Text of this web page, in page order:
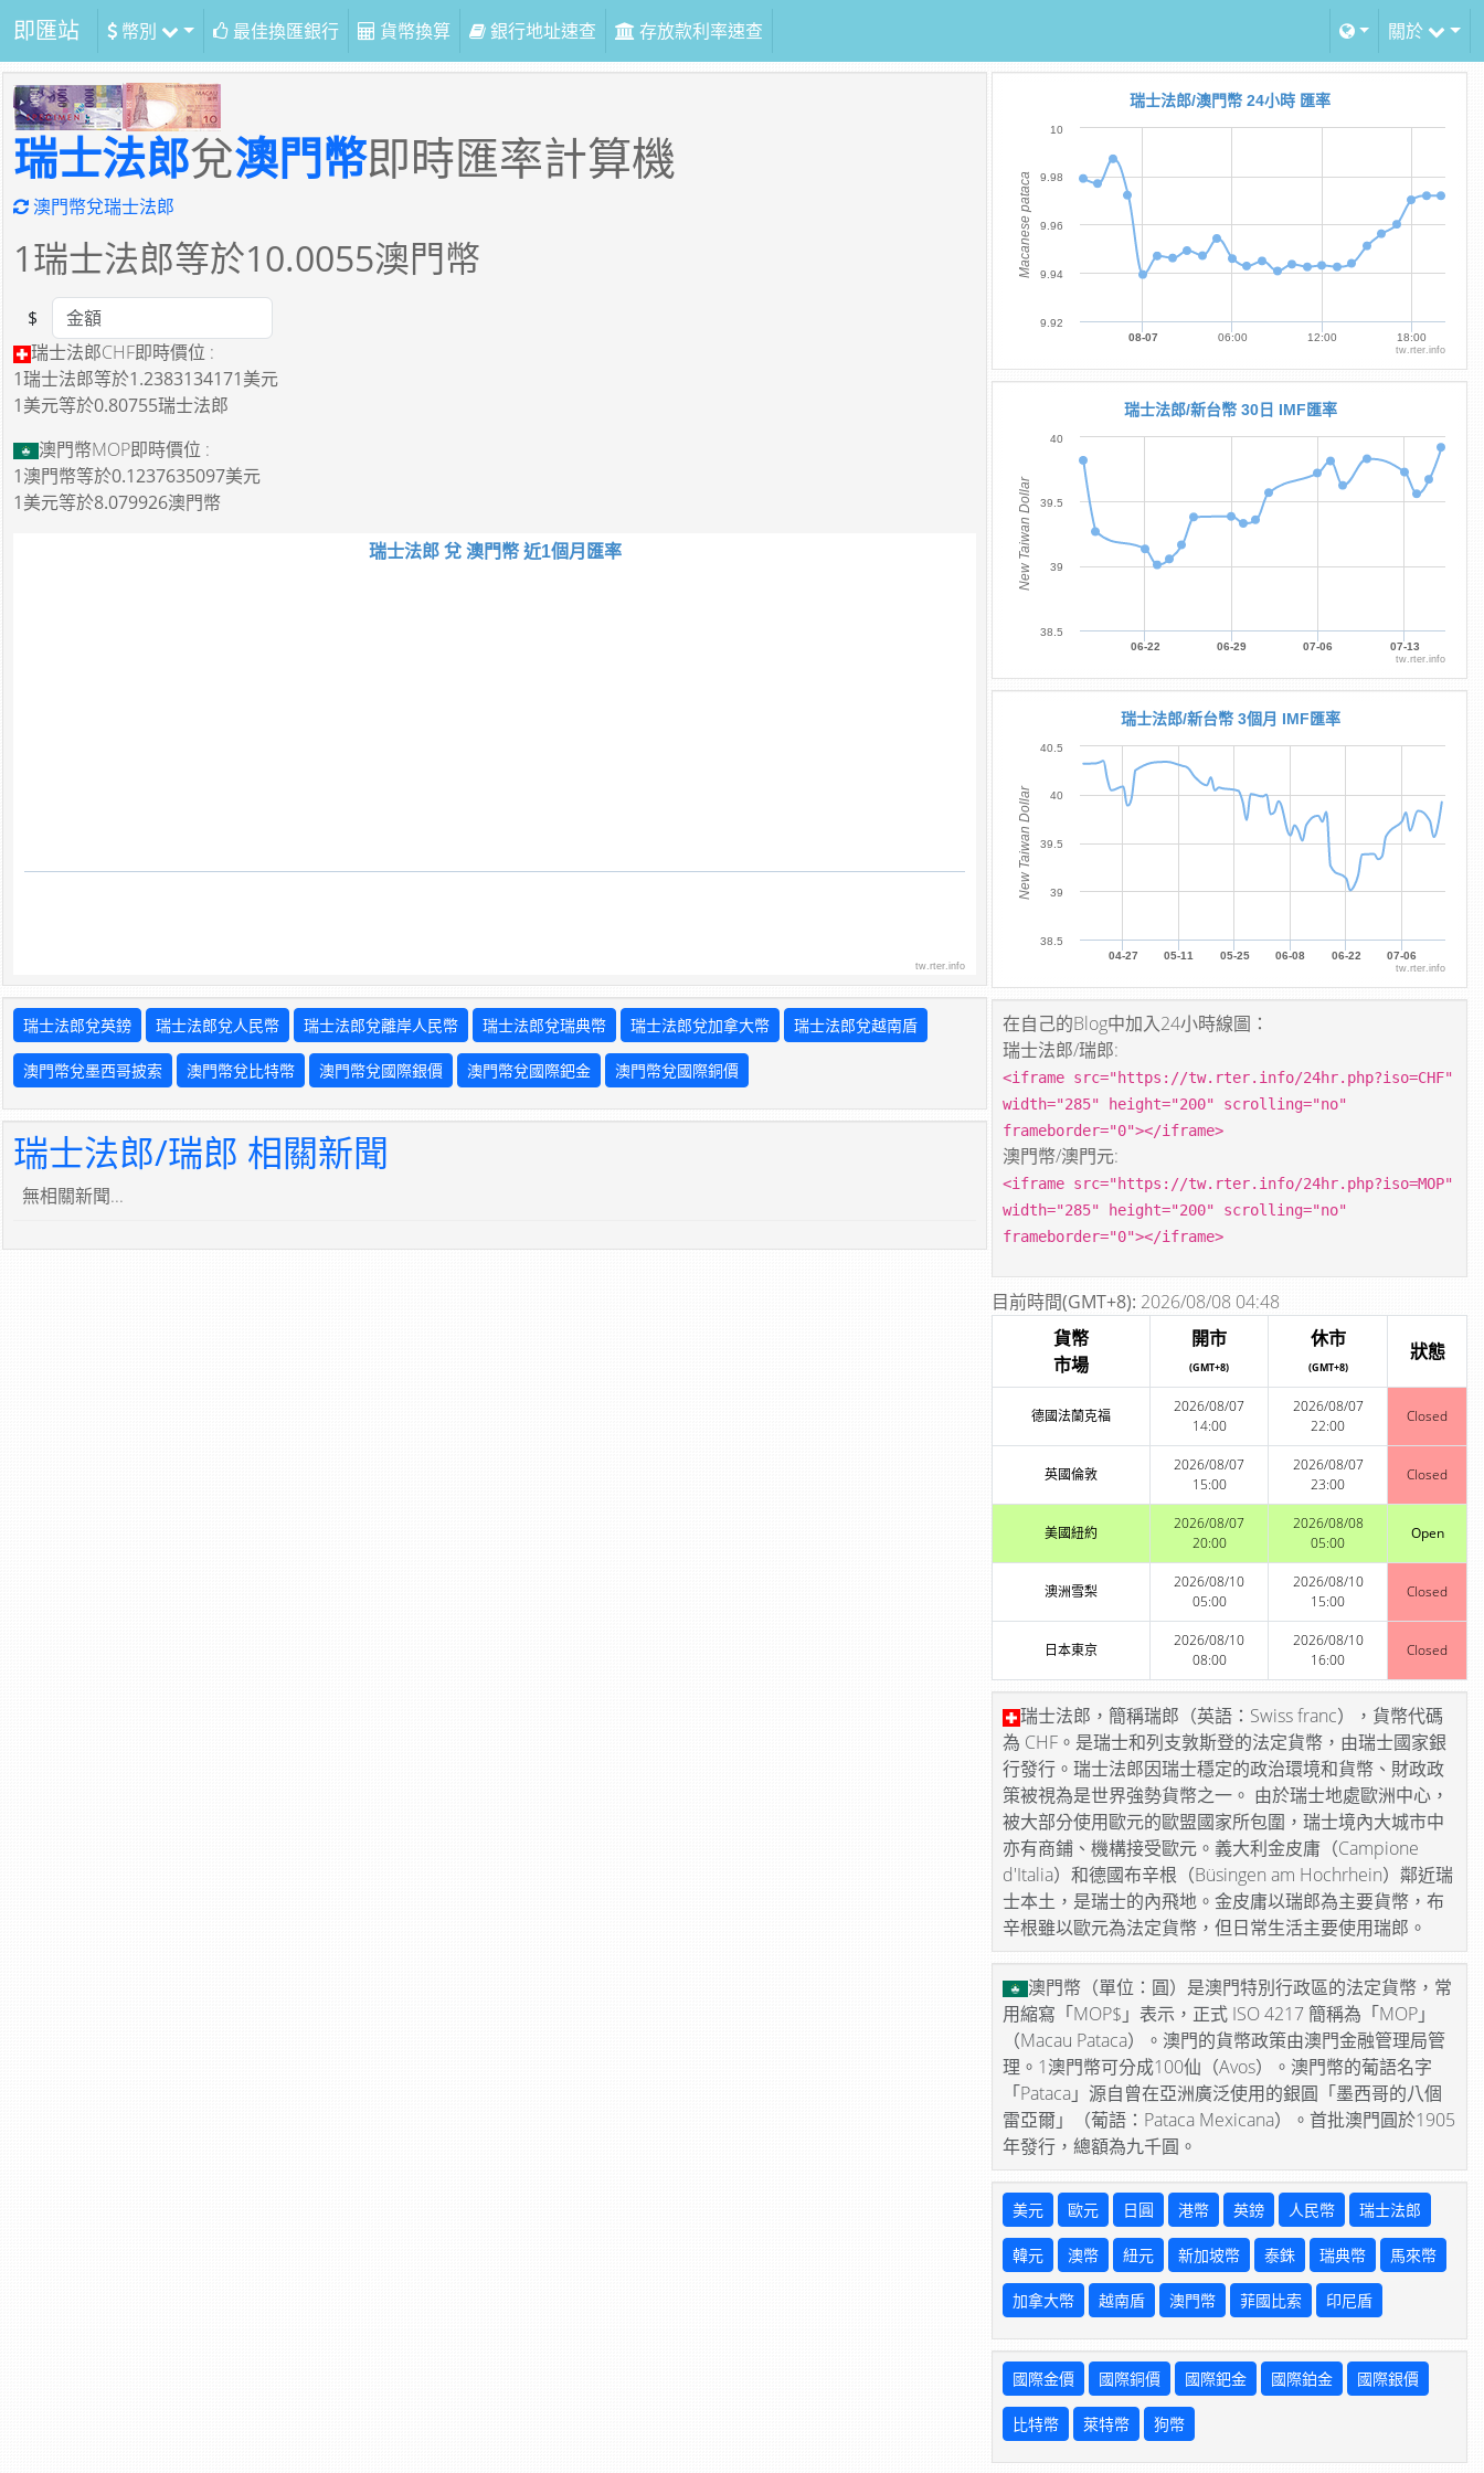
即匯站 幣別 最佳換匯銀行 貨幣換算 銀行地址速查 存放款利率速查 關於
瑞士法郎兌澳門幣即時匯率計算機
澳門幣兌瑞士法郎
1瑞士法郎等於10.0055澳門幣
Amount
$
瑞士法郎CHF即時價位 :
1瑞士法郎等於1.2383134171美元
1美元等於0.80755瑞士法郎
澳門幣MOP即時價位 :
1澳門幣等於0.1237635097美元
1美元等於8.079926澳門幣
瑞士法郎 兌 澳門幣 近1個月匯率
tw.rter.info
瑞士法郎兌英鎊 瑞士法郎兌人民幣 瑞士法郎兌離岸人民幣 瑞士法郎兌瑞典幣 瑞士法郎兌加拿大幣 瑞士法郎兌越南盾
澳門幣兌墨西哥披索 澳門幣兌比特幣 澳門幣兌國際銀價 澳門幣兌國際鈀金 澳門幣兌國際銅價
瑞士法郎/瑞郎 相關新聞
無相關新聞...
Macanese pataca
瑞士法郎/澳門幣 24小時 匯率
08-07 06:00 12:00 18:00
9.92
9.94
9.96
9.98
10
tw.rter.info
New Taiwan Dollar
瑞士法郎/新台幣 30日 IMF匯率
06-22 06-29 07-06 07-13
38.5
39
39.5
40
tw.rter.info
New Taiwan Dollar
瑞士法郎/新台幣 3個月 IMF匯率
04-27 05-11 05-25 06-08 06-22 07-06
38.5
39
39.5
40
40.5
tw.rter.info
在自己的Blog中加入24小時線圖：
瑞士法郎/瑞郎:
<iframe src="https://tw.rter.info/24hr.php?iso=CHF"
width="285" height="200" scrolling="no"
frameborder="0"></iframe>
澳門幣/澳門元:
<iframe src="https://tw.rter.info/24hr.php?iso=MOP"
width="285" height="200" scrolling="no"
frameborder="0"></iframe>
目前時間(GMT+8): 2026/08/08 04:48
貨幣
市場
開市
(GMT+8)
休市
(GMT+8)
狀態
德國法蘭克福
2026/08/07
14:00
2026/08/07
22:00
Closed
英國倫敦
2026/08/07
15:00
2026/08/07
23:00
Closed
美國紐約
2026/08/07
20:00
2026/08/08
05:00
Open
澳洲雪梨
2026/08/10
05:00
2026/08/10
15:00
Closed
日本東京
2026/08/10
08:00
2026/08/10
16:00
Closed
瑞士法郎，簡稱瑞郎（英語：Swiss franc），貨幣代碼
為 CHF。是瑞士和列支敦斯登的法定貨幣，由瑞士國家銀
行發行。瑞士法郎因瑞士穩定的政治環境和貨幣、財政政
策被視為是世界強勢貨幣之一。 由於瑞士地處歐洲中心，
被大部分使用歐元的歐盟國家所包圍，瑞士境內大城市中
亦有商鋪、機構接受歐元。義大利金皮庸（Campione
d'Italia）和德國布辛根（Büsingen am Hochrhein）鄰近瑞
士本土，是瑞士的內飛地。金皮庸以瑞郎為主要貨幣，布
辛根雖以歐元為法定貨幣，但日常生活主要使用瑞郎。
澳門幣（單位：圓）是澳門特別行政區的法定貨幣，常
用縮寫「MOP$」表示，正式 ISO 4217 簡稱為「MOP」
（Macau Pataca）。澳門的貨幣政策由澳門金融管理局管
理。1澳門幣可分成100仙（Avos）。澳門幣的葡語名字
「Pataca」源自曾在亞洲廣泛使用的銀圓「墨西哥的八個
雷亞爾」（葡語：Pataca Mexicana）。首批澳門圓於1905
年發行，總額為九千圓。
美元 歐元 日圓 港幣 英鎊 人民幣 瑞士法郎
韓元 澳幣 紐元 新加坡幣 泰銖 瑞典幣 馬來幣
加拿大幣 越南盾 澳門幣 菲國比索 印尼盾
國際金價 國際銅價 國際鈀金 國際鉑金 國際銀價
比特幣 萊特幣 狗幣